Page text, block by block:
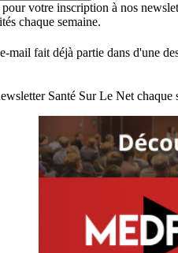
votre inscription à nos
chaque semaine.
mail fait déjà partie dans d'une
Santé Sur Le Net chaque